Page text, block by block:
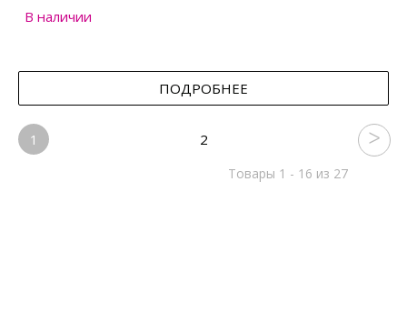
В наличии
ПОДРОБНЕЕ
1 2
Товары 1 - 16 из 27